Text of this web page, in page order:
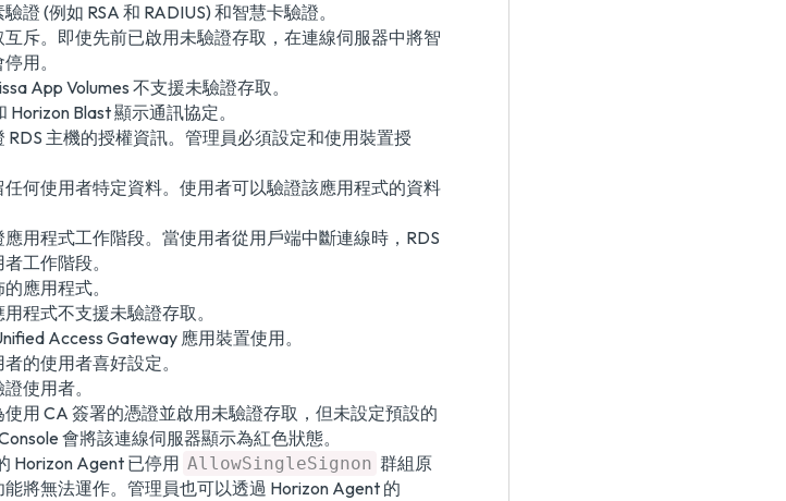
證 (例如 RSA 和 RADIUS) 和智慧卡驗證。
斥。即使先前已啟用未驗證存取，在連線伺服器中將智
用。
App Volumes 不支援未驗證存取。
Blast 顯示通訊協定。
主機的授權資訊。管理員必須設定和使用裝置授
何使用者特定資料。使用者可以驗證該應用程式的資料
用程式工作階段。當使用者從用戶端中斷連線時，RDS
工作階段。
應用程式。
程式不支援未驗證存取。
Access Gateway 應用裝置使用。
的使用者喜好設定。
使用者。
用 CA 簽署的憑證並啟用未驗證存取，但未設定預設的
會將該連線伺服器顯示為紅色狀態。
Horizon Agent 已停用 AllowSingleSignon 群組原
將無法運作。管理員也可以透過 Horizon Agent 的